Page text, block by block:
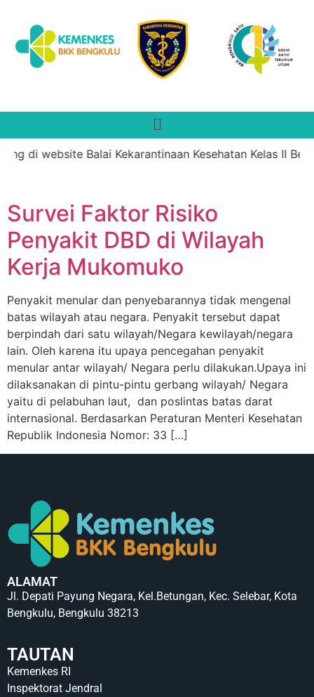
di website Balai Kekarantinaan Kesehatan Kelas II
Survei Faktor Risiko
Penyakit DBD di Wilayah
Kerja Mukomuko
Penyakit menular dan penyebarannya tidak mengenal
batas wilayah atau negara. Penyakit tersebut dapat
berpindah dari satu wilayah/Negara kewilayah/negara
lain. Oleh karena itu upaya pencegahan penyakit
menular antar wilayah/ Negara perlu dilakukan.Upaya ini
dilaksanakan di pintu-pintu gerbang wilayah/ Negara
yaitu di pelabuhan laut, dan poslintas batas darat
internasional. Berdasarkan Peraturan Menteri Kesehatan
Republik Indonesia Nomor: 33 […]
ALAMAT
Jl. Depati Payung Negara, Kel.Betungan, Kec. Selebar, Kota
Bengkulu, Bengkulu 38213
TAUTAN
Kemenkes RI
Inspektorat Jendral